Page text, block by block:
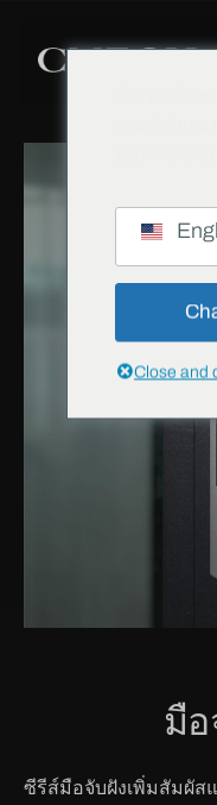
มื
ซีรีส์มือจับฝังเพิ่มสัมผัส
Close and